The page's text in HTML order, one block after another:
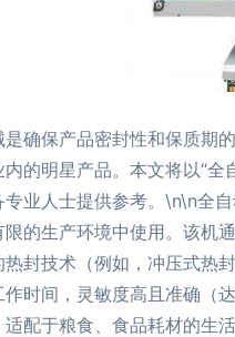
确保产品密封性和保质期
的明星产品。本文将以“
业人士提供参考。\n\n全
的生产环境中使用。该
封技术（例如，冲压式
时间，灵敏度高且准确
配于粮食、食品耗材的生